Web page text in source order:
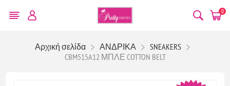
0
Αρχική σελίδα ΑΝΔΡΙΚΑ
SNEAKERS
CBM515A12 ΜΠΛΕ COTTON BELT